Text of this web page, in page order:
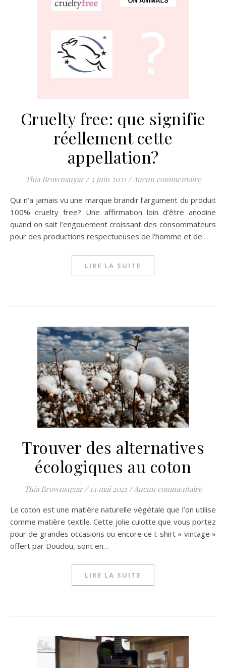
Cruelty free: que signifie
réellement cette
appellation?
Thia Brownsugar / 3 juin 2021 /Aucun commentaire
Qui n‘a jamais vu une marque brandir l‘argument du produit
100% cruelty free? Une affirmation loin d’être anodine
quand on sait l’engouement croissant des consommateurs
pour des productions respectueuses de l‘homme et de…
LIRE LA SUITE
Trouver des alternatives
écologiques au coton
Thia Brownsugar / 14 mai 2021 /Aucun commentaire
Le coton est une matière naturelle végétale que l’on utilise
comme matière textile. Cette jolie culotte que vous portez
pour de grandes occasions ou encore ce t-shirt « vintage »
offert par Doudou, sont en…
LIRE LA SUITE